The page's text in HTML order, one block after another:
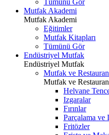
Tümünü Gör
Mutfak Akademi
Mutfak Akademi
Eğitimler
Mutfak Kitapları
Tümünü Gör
Endüstriyel Mutfak
Endüstriyel Mutfak
Mutfak ve
Mutfak ve
Helvane
Izgaralar
Fırınlar
Parçalama
Fritözler